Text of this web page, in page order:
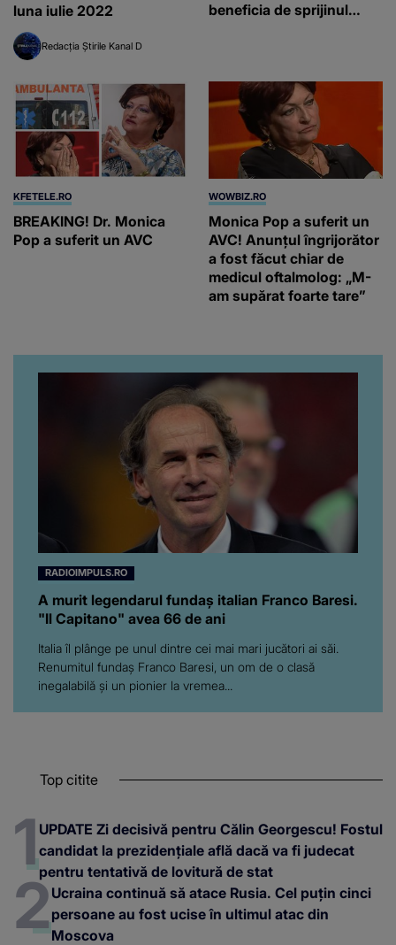
luna iulie 2022
Redacția Știrile Kanal D
beneficia de sprijinul
KFETELE.RO
BREAKING! Dr. Monica
Pop a suferit un AVC
WOWBIZ.RO
Monica Pop a suferit un
AVC! Anunțul îngrijorător
a fost făcut chiar de
medicul oftalmolog: „M-
am supărat foarte tare”
RADIOIMPULS.RO
A murit legendarul fundaş italian Franco Baresi.
"Il Capitano" avea 66 de ani
Italia îl plânge pe unul dintre cei mai mari jucători ai săi.
Renumitul fundaş Franco Baresi, un om de o clasă
inegalabilă şi un pionier la vremea...
Top citite
UPDATE Zi decisivă pentru Călin Georgescu! Fostul
candidat la prezidențiale află dacă va fi judecat
pentru tentativă de lovitură de stat
Ucraina continuă să atace Rusia. Cel puțin cinci
persoane au fost ucise în ultimul atac din
Moscova